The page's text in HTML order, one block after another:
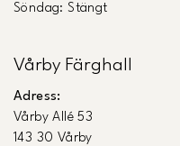
Söndag: Stängt
Vårby Färghall
Adress:
Vårby Allé 53
143 30 Vårby